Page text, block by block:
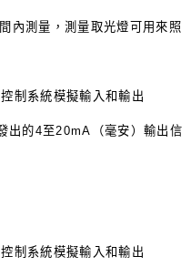
內測量，測量取光燈可用來照
制系統模擬輸入和輸出
出的4至 20mA
（毫安）輸出信
制系統模擬輸入和輸出